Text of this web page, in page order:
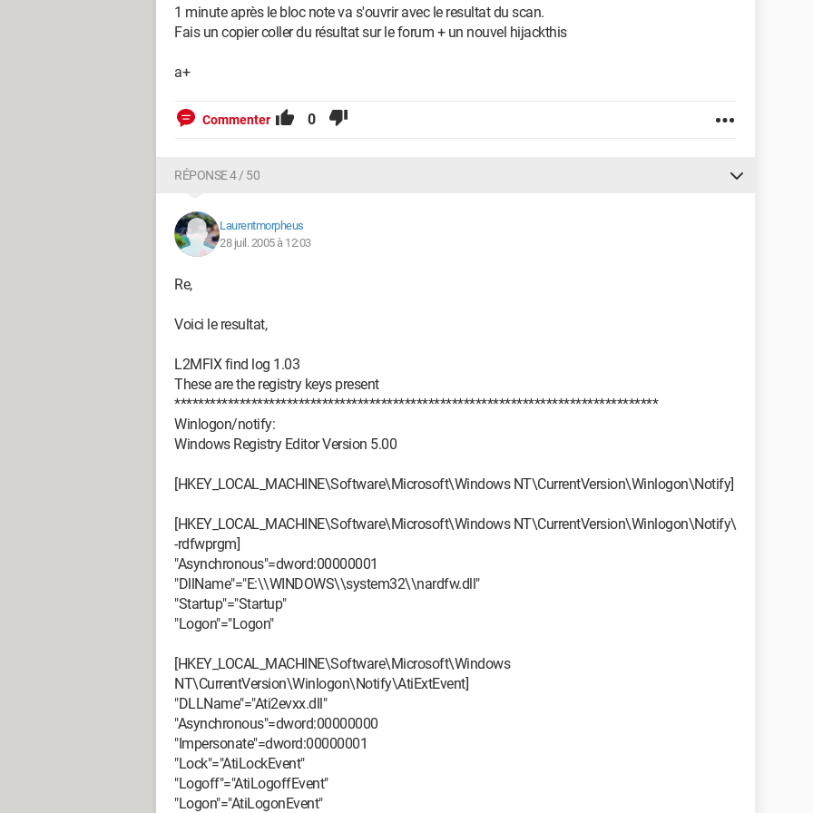
1 minute après le bloc note va s'ouvrir avec le resultat du scan.
Fais un copier coller du résultat sur le forum + un nouvel hijackthis
a+
Commenter 0
RÉPONSE 4 / 50
Laurentmorpheus
28 juil. 2005 à 12:03
Re,
Voici le resultat,
L2MFIX find log 1.03
These are the registry keys present
**********************************************************************************
Winlogon/notify:
Windows Registry Editor Version 5.00
[HKEY_LOCAL_MACHINE\Software\Microsoft\Windows NT\CurrentVersion\Winlogon\Notify]
[HKEY_LOCAL_MACHINE\Software\Microsoft\Windows NT\CurrentVersion\Winlogon\Notify\
-rdfwprgm]
"Asynchronous"=dword:00000001
"DllName"="E:\\WINDOWS\\system32\\nardfw.dll"
"Startup"="Startup"
"Logon"="Logon"
[HKEY_LOCAL_MACHINE\Software\Microsoft\Windows
NT\CurrentVersion\Winlogon\Notify\AtiExtEvent]
"DLLName"="Ati2evxx.dll"
"Asynchronous"=dword:00000000
"Impersonate"=dword:00000001
"Lock"="AtiLockEvent"
"Logoff"="AtiLogoffEvent"
"Logon"="AtiLogonEvent"